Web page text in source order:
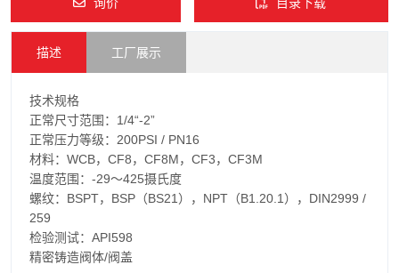
描述 工厂展示
技术规格
正常尺寸范围：1/4“-2”
正常压力等级：200PSI / PN16
材料：WCB，CF8，CF8M，CF3，CF3M
温度范围：-29〜425摄氏度
螺纹：BSPT，BSP（BS21），NPT（B1.20.1），DIN2999 /
259
检验测试：API598
精密铸造阀体/阀盖